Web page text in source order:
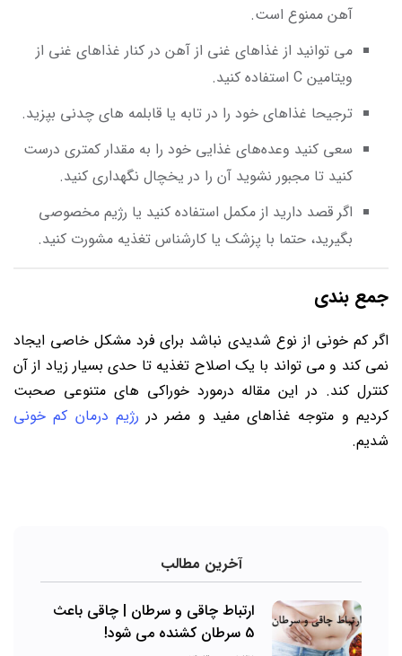
آهن ممنوع است.
می توانید از غذاهای غنی از آهن در کنار غذاهای غنی از
ویتامین C استفاده کنید.
ترجیحا غذاهای خود را در تابه یا قابلمه ‌های چدنی بپزید.
سعی کنید وعده‌های غذایی خود را به مقدار کمتری درست
کنید تا مجبور نشوید آن را در یخچال نگهداری کنید.
اگر قصد دارید از مکمل استفاده کنید یا رژیم مخصوصی
بگیرید، حتما با پزشک یا کارشناس تغذیه مشورت کنید.
جمع ‌بندی
اگر کم خونی از نوع شدیدی نباشد برای فرد مشکل خاصی ایجاد
نمی کند و می تواند با یک اصلاح تغذیه تا حدی بسیار زیاد از آن
کنترل کند. در این مقاله درمورد خوراکی های متنوعی صحبت
کردیم و متوجه غذاهای مفید و مضر در رژیم درمان کم خونی
شدیم.
آخرین مطالب
ارتباط چاقی و سرطان | چاقی باعث
5 سرطان کشنده می شود!